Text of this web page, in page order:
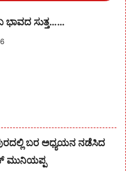
ಭಾವದ ಸುತ್ತ……
ಬರ ಅಧ್ಯಯನ ನಡೆಸಿದ
ಮುನಿಯಪ್ಪ